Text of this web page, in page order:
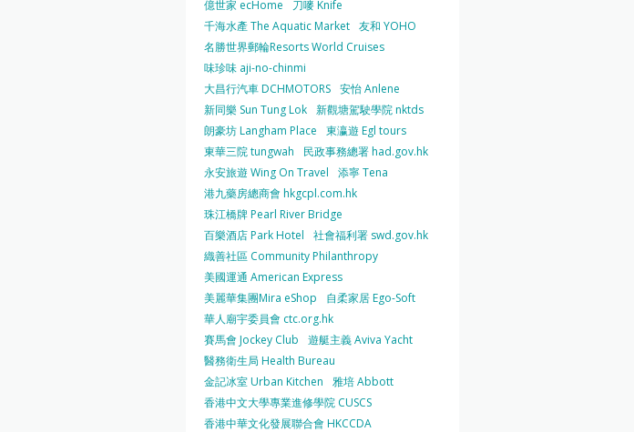
億世家 ecHome
刀嘜 Knife
千海水產 The Aquatic Market 友和 YOHO
名勝世界郵輪Resorts World Cruises
味珍味 aji-no-chinmi
大昌行汽車 DCHMOTORS 安怡 Anlene
新同樂 Sun Tung Lok 新觀塘駕駛學院 nktds
朗豪坊 Langham Place
東瀛遊 Egl tours
東華三院 tungwah
民政事務總署 had.gov.hk
永安旅遊 Wing On Travel
添寧 Tena
港九藥房總商會 hkgcpl.com.hk
珠江橋牌 Pearl River Bridge
百樂酒店 Park Hotel
社會福利署 swd.gov.hk
織善社區 Community Philanthropy
美國運通 American Express
美麗華集團Mira eShop
自柔家居 Ego-Soft
華人廟宇委員會 ctc.org.hk
賽馬會 Jockey Club
遊艇主義 Aviva Yacht
醫務衛生局 Health Bureau
金記冰室 Urban Kitchen
雅培 Abbott
香港中文大學專業進修學院 CUSCS
香港中華文化發展聯合會 HKCCDA